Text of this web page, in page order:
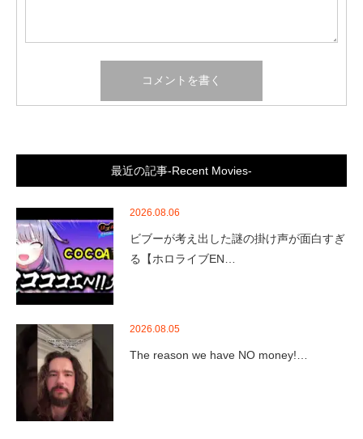
最近の記事-Recent Movies-
2026.08.06
ビブーが考え出した謎の掛け声が面白すぎ
る【ホロライブEN…
2026.08.05
The reason we have NO money!…